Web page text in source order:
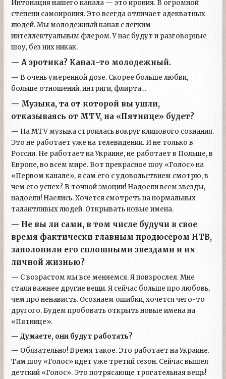
Интонация нашего канала — это ирония. В огромной
степени самоирония. Это всегда отличает адекватных
людей. Мы молодежный канал с легким
интеллектуальным флером. У нас будут и разговорные
шоу, без них никак.
— А эротика? Канал-то молодежный.
— В очень умеренной дозе. Скорее больше любви,
больше отношений, интриги, флирта…
— Музыка, та от которой вы ушли,
отказываясь от MTV, на «Пятнице» будет?
— На MTV музыка строилась вокруг клипового сознания.
Это не работает уже на телевидении. И не только в
России. Не работает на Украине, не работает в Польше, в
Европе, во всем мире. Вот прекрасное шоу «Голос» на
«Первом канале», я сам его с удовольствием смотрю, в
чем его успех? В точной эмоции! Надоели всем звезды,
надоели! Наелись. Хочется смотреть на нормальных
талантливых людей. Открывать новые имена.
— Не вы ли сами, в том числе будучи в свое
время фактически главным продюсером НТВ,
заполонили его сплошными звездами и их
личной жизнью?
— С возрастом мы все меняемся. Я повзрослел. Мне
стали важнее другие вещи. Я сейчас больше про любовь,
чем про ненависть. Осознаем ошибки, хочется чего-то
другого. Будем пробовать открыть новые имена на
«Пятнице».
— Думаете, они будут работать?
— Обязательно! Время такое. Это работает на Украине.
Там шоу «Голос» идет уже третий сезон. Сейчас вышел
детский «Голос». Это потрясающе трогательная вещь!